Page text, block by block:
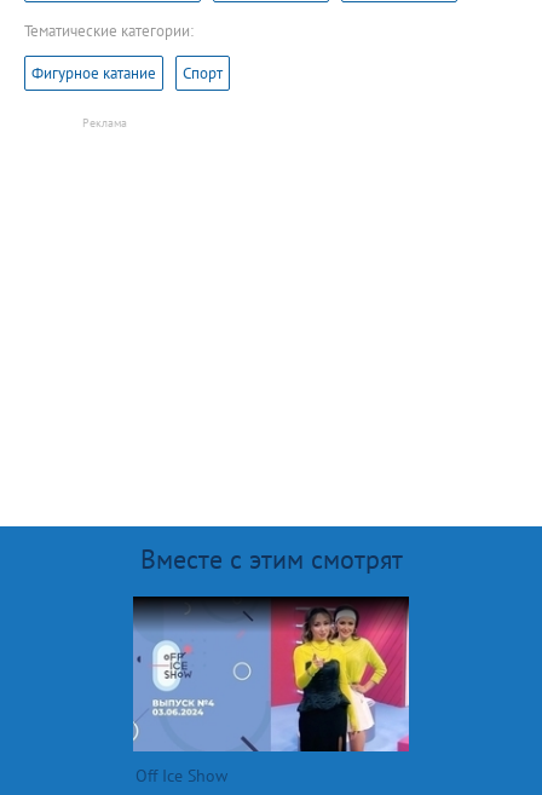
Тематические категории:
Фигурное катание Спорт
Вместе с этим смотрят
Off Ice Show